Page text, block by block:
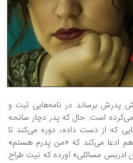
پدرش برساند در نامه‌هایی ثبت و
است. حال که پدر دچار سانحه
که از دست داده، دوره می‌کند تا
ادعا می‌کند که «من پدرم هستم»
از «موسی ابن ادریس مسائلی» آورده که نیت طراح